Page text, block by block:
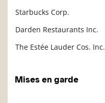
Starbucks Corp.
Darden Restaurants Inc.
The Estée Lauder Cos. Inc.
Mises en garde